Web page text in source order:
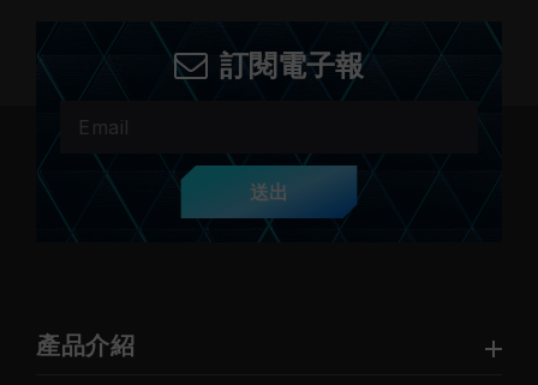
訂閱電子報
送出
產品介紹